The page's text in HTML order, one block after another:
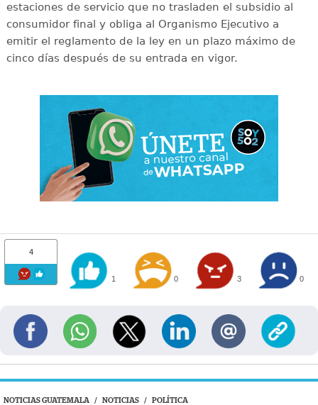
estaciones de servicio que no trasladen el subsidio al
consumidor final y obliga al Organismo Ejecutivo a
emitir el reglamento de la ley en un plazo máximo de
cinco días después de su entrada en vigor.
4
1 0 3 0
NOTICIAS GUATEMALA / NOTICIAS / POLÍTICA